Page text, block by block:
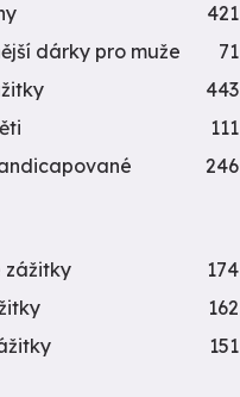
421
dárky pro muže
71
443
111
246
zážitky
174
162
151